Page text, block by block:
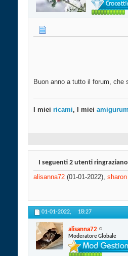
Buon anno a tutto il forum, che
I miei ricami, I miei
I seguenti 2 utenti
alisanna72 (01-01-2022), sharon
01-01-2022, 18:27
alisanna72
Moderatore Globale